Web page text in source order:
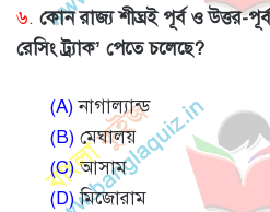
৬. কোন রাজ্য শীঘ্রই পূর্ব ও উত্তর-
রেসিং ট্র্যাক’ পেতে চলেছে?
(A)নাগাল্যান্ড
(B) মেঘালয়
(C)আসাম
(D)মিজোরাম